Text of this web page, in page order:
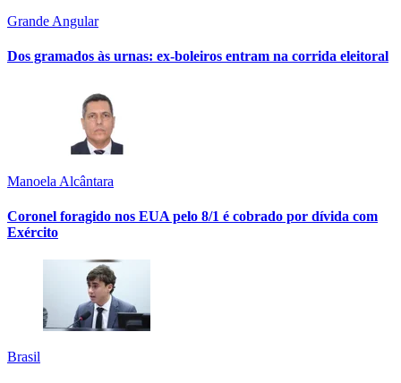
Grande Angular
Dos gramados às urnas: ex-boleiros entram na corrida eleitoral
Manoela Alcântara
Coronel foragido nos EUA pelo 8/1 é cobrado por dívida com
Exército
Brasil